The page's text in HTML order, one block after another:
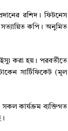
রশিদ। ফিটনেস
কপি। অনুমিত
করা হয়। পরবর্তীতে
সার্টিফিকেট (মূল
কার্যক্রম ব্যক্তিগত